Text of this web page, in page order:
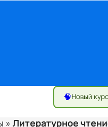
🧠Новый
» Литературное